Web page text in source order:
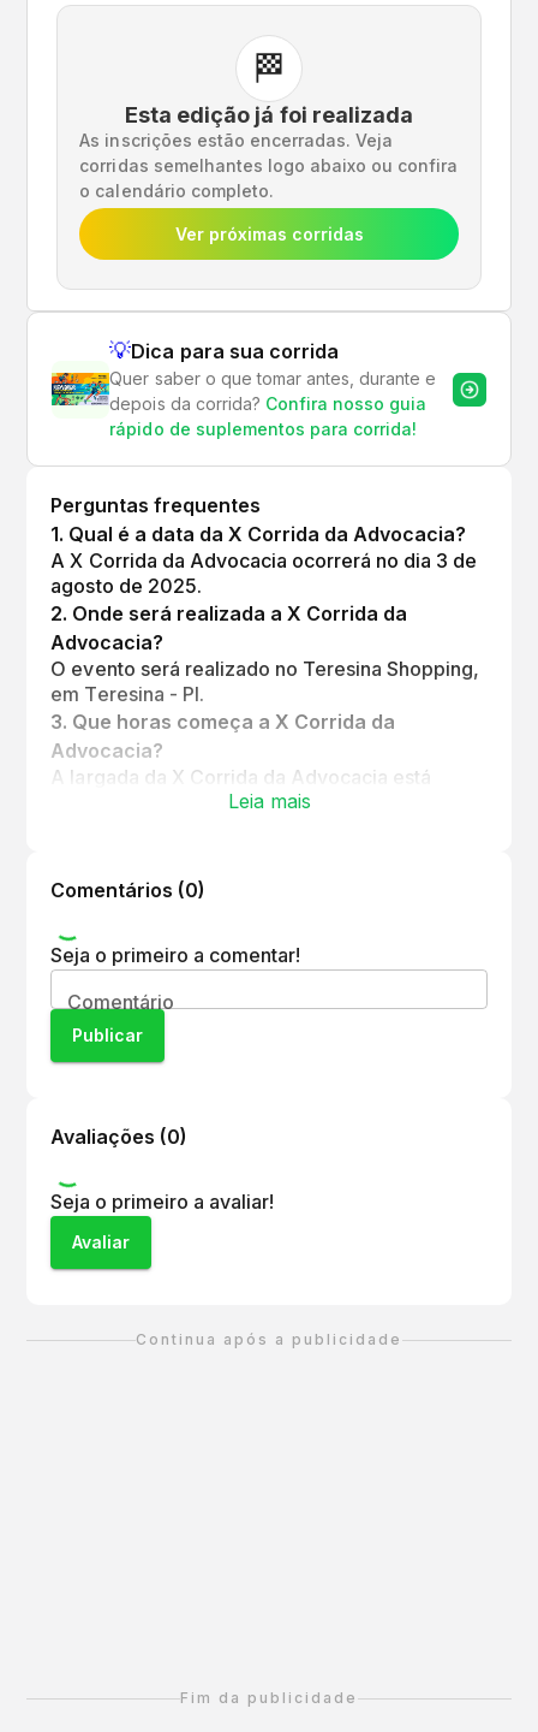
🏁
Esta edição já foi realizada
As inscrições estão encerradas. Veja
corridas semelhantes logo abaixo ou confira
o calendário completo.
Ver próximas corridas
💡Dica para sua corrida
Quer saber o que tomar antes, durante e
depois da corrida? Confira nosso guia
rápido de suplementos para corrida!
Perguntas frequentes
1. Qual é a data da X Corrida da Advocacia?
A X Corrida da Advocacia ocorrerá no dia 3 de
agosto de 2025.
2. Onde será realizada a X Corrida da
Advocacia?
O evento será realizado no Teresina Shopping,
em Teresina - PI.
3. Que horas começa a X Corrida da
Advocacia?
A largada da X Corrida da Advocacia está
marcada para as 5h da manhã.
Leia mais
Comentários (0)
Seja o primeiro a comentar!
Comentário
Publicar
Avaliações (0)
Seja o primeiro a avaliar!
Avaliar
Continua após a publicidade
Fim da publicidade